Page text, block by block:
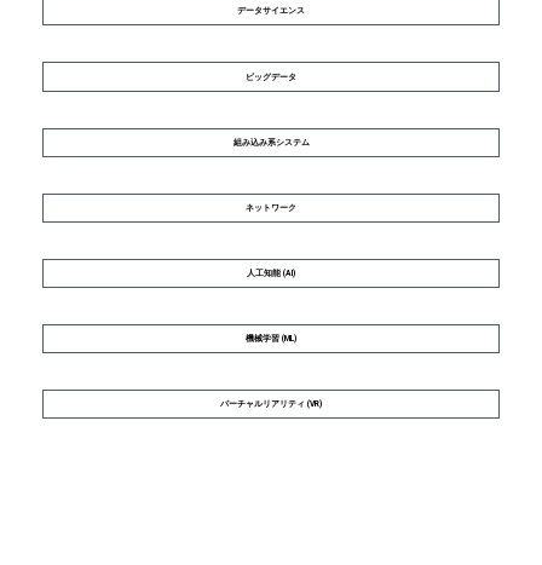
データサイエンス
ビッグデータ
組み込み系システム
ネットワーク
人工知能 (AI)
機械学習 (ML)
バーチャルリアリティ (VR)